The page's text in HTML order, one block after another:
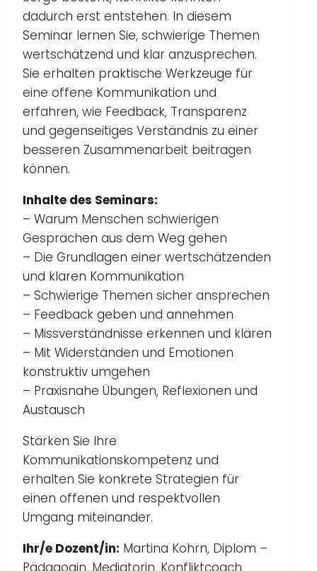
dadurch erst entstehen. In diesem
Seminar lernen Sie, schwierige Themen
wertschätzend und klar anzusprechen.
Sie erhalten praktische Werkzeuge für
eine offene Kommunikation und
erfahren, wie Feedback, Transparenz
und gegenseitiges Verständnis zu einer
besseren Zusammenarbeit beitragen
können.
Inhalte des Seminars:
– Warum Menschen schwierigen
Gesprächen aus dem Weg gehen
– Die Grundlagen einer wertschätzenden
und klaren Kommunikation
– Schwierige Themen sicher ansprechen
– Feedback geben und annehmen
– Missverständnisse erkennen und klären
– Mit Widerständen und Emotionen
konstruktiv umgehen
– Praxisnahe Übungen, Reflexionen und
Austausch
Stärken Sie Ihre
Kommunikationskompetenz und
erhalten Sie konkrete Strategien für
einen offenen und respektvollen
Umgang miteinander.
Ihr/e Dozent/in: Martina Kohrn, Diplom –
Pädagogin, Mediatorin, Konfliktcoach,